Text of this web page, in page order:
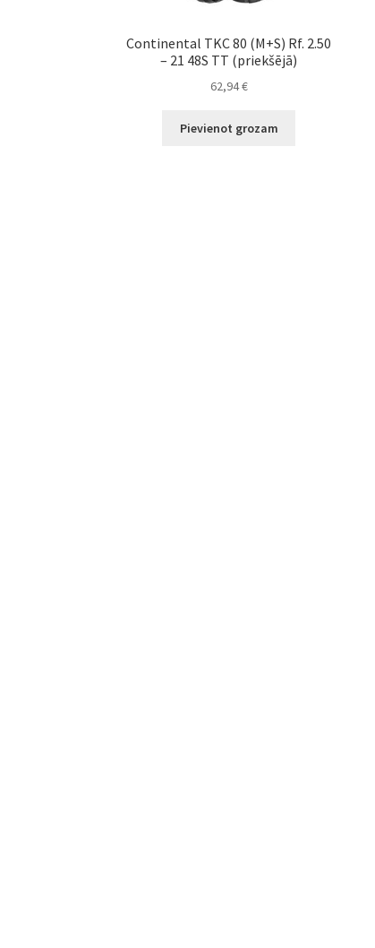
Continental TKC 80 (M+S) Rf. 2.50
– 21 48S TT (priekšējā)
62,94€
Pievienot grozam